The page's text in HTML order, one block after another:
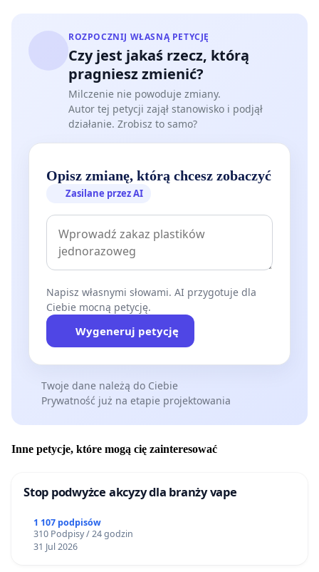
ROZPOCZNIJ WŁASNĄ PETYCJĘ
Czy jest jakaś rzecz, którą
pragniesz zmienić?
Milczenie nie powoduje zmiany.
Autor tej petycji zajął stanowisko i podjął
działanie. Zrobisz to samo?
Opisz zmianę, którą chcesz zobaczyć
Zasilane przez AI
Napisz własnymi słowami. AI przygotuje dla
Ciebie mocną petycję.
Wygeneruj petycję
Twoje dane należą do Ciebie
Prywatność już na etapie projektowania
Inne petycje, które mogą cię zainteresować
Stop podwyżce akcyzy dla branży vape
1 107 podpisów
310 Podpisy / 24 godzin
31 Jul 2026